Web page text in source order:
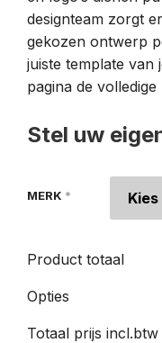
designteam zorgt
gekozen ontwerp
juiste template van
pagina de
Stel uw
MERK *
Product totaal
Opties
Totaal prijs incl.btw